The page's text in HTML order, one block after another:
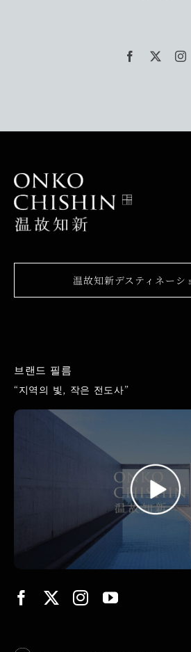
温故知新デスティネーシ
브랜드 필름
“지역의 빛, 작은 전도사”